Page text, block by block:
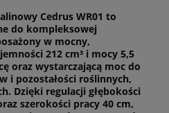
Cedrus WR01 to
do kompleksowej
w mocny,
212 cm³ i mocy 5,5
oraz wystarczającą moc do
i pozostałości roślinnych,
Dzięki regulacji głębokości
szerokości pracy 40 cm,